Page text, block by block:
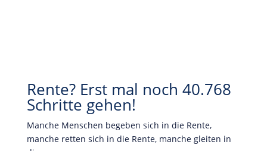
Rente? Erst mal noch 40.768
Schritte gehen!
Manche Menschen begeben sich in die Rente,
manche retten sich in die Rente, manche gleiten in